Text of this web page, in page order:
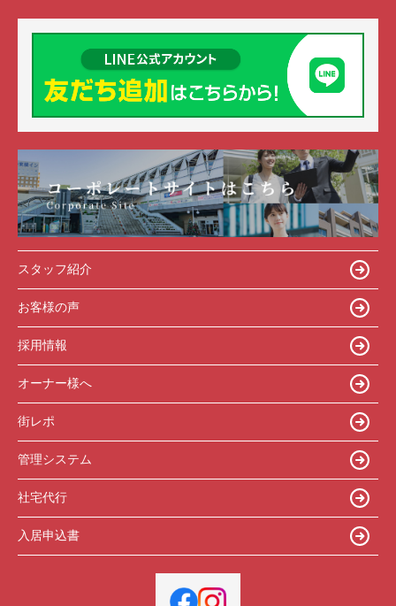
スタッフ紹介
お客様の声
採用情報
オーナー様へ
街レポ
管理システム
社宅代行
入居申込書